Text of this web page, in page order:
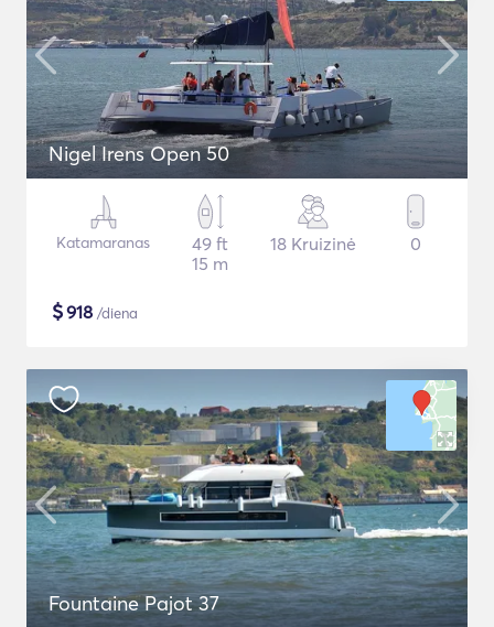
Nigel Irens Open 50
Katamaranas
49 ft
15 m
18 Kruizinė 0
$918 /diena
Fountaine Pajot 37